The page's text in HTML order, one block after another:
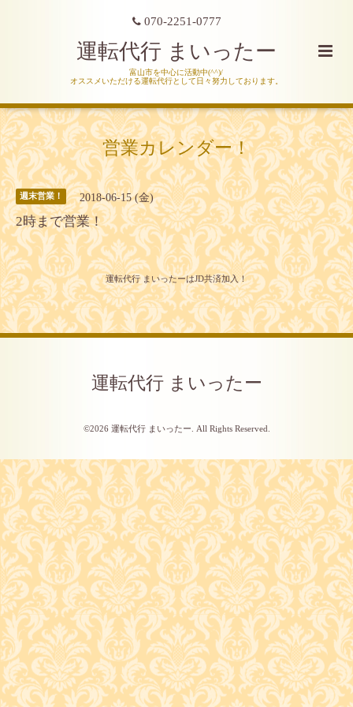
070-2251-0777
運転代行 まいったー
富山市を中心に活動中(^^)/
オススメいただける運転代行として日々努力しております。
営業カレンダー！
週末営業！ 2018-06-15 (金)
2時まで営業！
運転代行 まいったーはJD共済加入！
運転代行 まいったー
©2026 運転代行 まいったー . All Rights Reserved.